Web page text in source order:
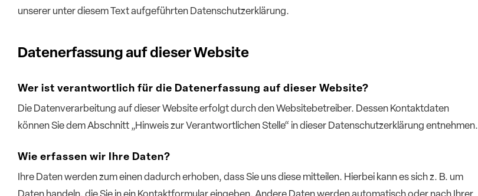
unserer unter diesem Text aufgeführten Datenschutzerklärung.
Datenerfassung auf dieser Website
Wer ist verantwortlich für die Datenerfassung auf dieser Website?
Die Datenverarbeitung auf dieser Website erfolgt durch den Websitebetreiber. Dessen Kontaktdaten
können Sie dem Abschnitt „Hinweis zur Verantwortlichen Stelle“ in dieser Datenschutzerklärung entnehmen.
Wie erfassen wir Ihre Daten?
Ihre Daten werden zum einen dadurch erhoben, dass Sie uns diese mitteilen. Hierbei kann es sich z. B. um